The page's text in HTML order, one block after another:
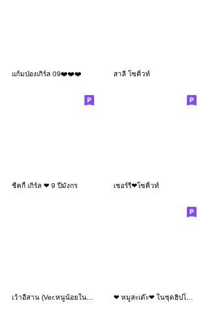
แก้มป่องเกิร์ล 09❤️❤️❤️ สาลี่ โซคิ้วท์
ชีคกี้ เกิร์ล ❤ 9 ปีมังกร เชอร์รี่❤โซคิ้วท์
เว้าอีสาน (Ver.หนูน้อยในฤดูฝน) ❤ หมูสะเต๊ะ❤ ในชุดฮิปโปน่ารัก (Mini)